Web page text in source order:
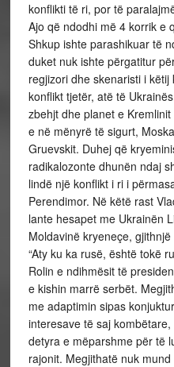
konflikti të ri, por të
Ajo që ndodhi më 4 korrik e
Shkup ishte parashikuar të
duket nuk ishte përgatitur
regjizori dhe skenaristi i
konflikt tjetër, atë të
zbehjt dhe planet e
e në mënyrë të sigurt,
Gruevskit. Duhej që
radikalozonte dhunën ndaj
lindë një konflikt i ri i
Perendimor. Në këtë rast
lante hesapet me Ukrainën
Moldavinë kryeneçe,
“Aty ku ka rusë, është tokë
Rolin e ndihmësit të
e kishin marrë serbët.
me adaptimin sipas
interesave të saj
detyra e mëparshme për të
rajonit. Megjithatë nuk